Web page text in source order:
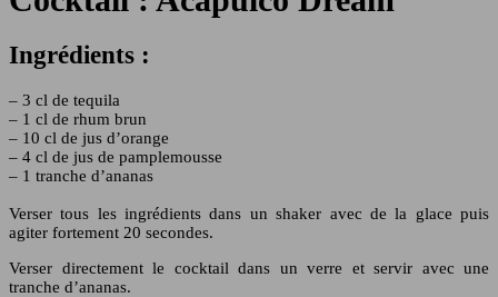
Ingrédients :
– 3 cl de tequila
– 1 cl de rhum brun
– 10 cl de jus d’orange
– 4 cl de jus de pamplemousse
– 1 tranche d’ananas
Verser tous les ingrédients dans un shaker avec de la glace puis
agiter fortement 20 secondes.
Verser directement le cocktail dans un verre et servir avec une
tranche d’ananas.